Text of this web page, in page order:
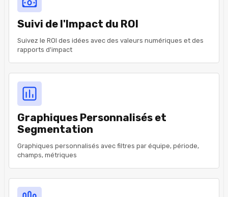
Suivi de l'Impact du ROI
Suivez le ROI des idées avec des valeurs numériques et des
rapports d'impact
Graphiques Personnalisés et
Segmentation
Graphiques personnalisés avec filtres par équipe, période,
champs, métriques